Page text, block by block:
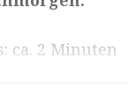
ca. 2 Minuten